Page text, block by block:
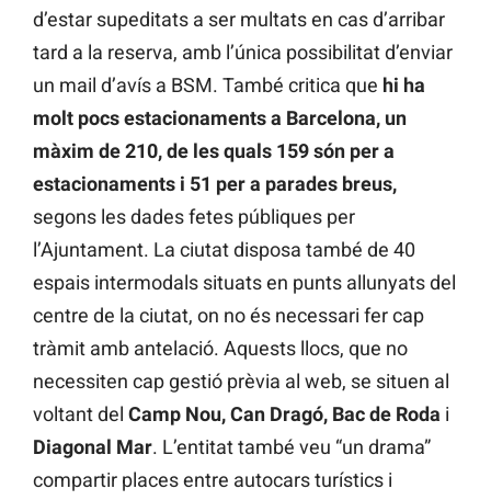
d’estar supeditats a ser multats en cas d’arribar
tard a la reserva, amb l’única possibilitat d’enviar
un mail d’avís a BSM. També critica que hi ha
molt pocs estacionaments a Barcelona, un
màxim de 210, de les quals 159 són per a
estacionaments i 51 per a parades breus,
segons les dades fetes públiques per
l’Ajuntament. La ciutat disposa també de 40
espais intermodals situats en punts allunyats del
centre de la ciutat, on no és necessari fer cap
tràmit amb antelació. Aquests llocs, que no
necessiten cap gestió prèvia al web, se situen al
voltant del Camp Nou, Can Dragó, Bac de Roda i
Diagonal Mar. L’entitat també veu “un drama”
compartir places entre autocars turístics i